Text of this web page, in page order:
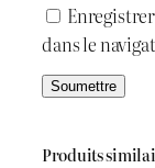
dans le
Produits